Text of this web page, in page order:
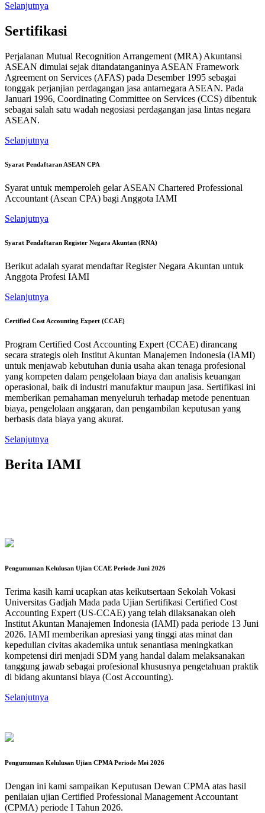
Selanjutnya
Sertifikasi
Perjalanan Mutual Recognition Arrangement (MRA) Akuntansi
ASEAN dimulai sejak ditandatanganinya ASEAN Framework
Agreement on Services (AFAS) pada Desember 1995 sebagai
tonggak perjanjian perdagangan jasa antarnegara ASEAN. Pada
Januari 1996, Coordinating Committee on Services (CCS) dibentuk
sebagai salah satu wadah negosiasi perdagangan jasa lintas negara
ASEAN.
Selanjutnya
Syarat Pendaftaran ASEAN CPA
Syarat untuk memperoleh gelar ASEAN Chartered Professional
Accountant (Asean CPA) bagi Anggota IAMI
Selanjutnya
Syarat Pendaftaran Register Negara Akuntan (RNA)
Berikut adalah syarat mendaftar Register Negara Akuntan untuk
Anggota Profesi IAMI
Selanjutnya
Certified Cost Accounting Expert (CCAE)
Program Certified Cost Accounting Expert (CCAE) dirancang
secara strategis oleh Institut Akuntan Manajemen Indonesia (IAMI)
untuk menjawab kebutuhan dunia usaha akan tenaga profesional
yang kompeten dalam pengelolaan biaya dan analisis keuangan
operasional, baik di industri manufaktur maupun jasa. Sertifikasi ini
memberikan pemahaman menyeluruh terhadap metode penentuan
biaya, pengelolaan anggaran, dan pengambilan keputusan yang
berbasis data biaya yang akurat.
Selanjutnya
Berita IAMI
Pengumuman Kelulusan Ujian CCAE Periode Juni 2026
Terima kasih kami ucapkan atas keikutsertaan Sekolah Vokasi
Universitas Gadjah Mada pada Ujian Sertifikasi Certified Cost
Accounting Expert (US-CCAE) yang telah dilaksanakan oleh
Institut Akuntan Manajemen Indonesia (IAMI) pada periode 13 Juni
2026. IAMI memberikan apresiasi yang tinggi atas minat dan
kepedulian civitas akademika untuk senantiasa meningkatkan
kompetensi diri menjadi SDM yang handal dalam melaksanakan
tanggung jawab sebagai profesional khususnya pengetahuan praktik
di bidang akuntansi biaya (Cost Accounting).
Selanjutnya
Pengumuman Kelulusan Ujian CPMA Periode Mei 2026
Dengan ini kami sampaikan Keputusan Dewan CPMA atas hasil
penilaian ujian Certified Professional Management Accountant
(CPMA) periode I Tahun 2026.